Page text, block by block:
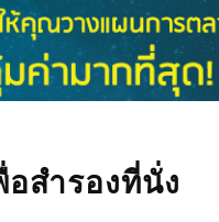
สำรองที่นั่ง